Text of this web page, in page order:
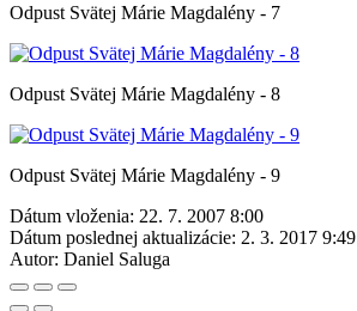
Odpust Svätej Márie Magdalény - 7
Odpust Svätej Márie Magdalény - 8
Odpust Svätej Márie Magdalény - 9
Dátum vloženia: 22. 7. 2007 8:00
Dátum poslednej aktualizácie: 2. 3. 2017 9:49
Autor: Daniel Saluga